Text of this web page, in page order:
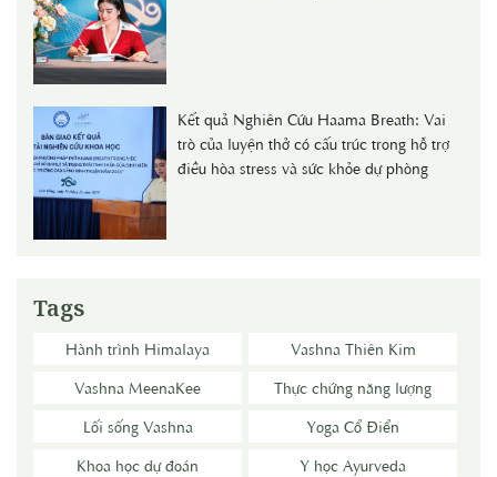
Kết quả Nghiên Cứu Haama Breath: Vai
trò của luyện thở có cấu trúc trong hỗ trợ
điều hòa stress và sức khỏe dự phòng
Tags
Hành trình Himalaya
Vashna Thiên Kim
Vashna MeenaKee
Thực chứng năng lượng
Lối sống Vashna
Yoga Cổ Điển
Khoa học dự đoán
Y học Ayurveda